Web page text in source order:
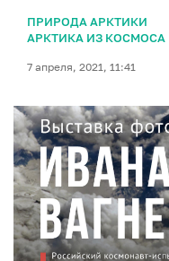
ПРИРОДА АРКТИКИ
АРКТИКА ИЗ КОСМОСА
7 апреля, 2021, 11:41